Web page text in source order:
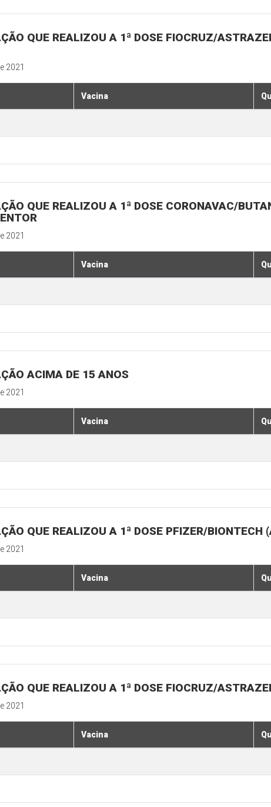
QUE REALIZOU A 1ª DOSE FIOCRUZ/
2021
Vacina
QUE REALIZOU A 1ª DOSE CORONAVAC/
2021
Vacina
ACIMA DE 15 ANOS
2021
Vacina
QUE REALIZOU A 1ª DOSE PFIZER/BIONTECH
2021
Vacina
QUE REALIZOU A 1ª DOSE FIOCRUZ/
2021
Vacina